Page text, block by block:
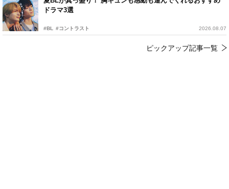
ドラマ3選
#BL #コントラスト 2026.08.07
ピックアップ記事一覧